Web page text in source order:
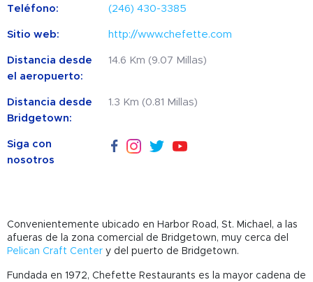
Teléfono: (246) 430-3385
Sitio web: http://www.chefette.com
Distancia desde
el aeropuerto:
14.6 Km (9.07 Millas)
Distancia desde
Bridgetown:
1.3 Km (0.81 Millas)
Siga con
nosotros
Convenientemente ubicado en Harbor Road, St. Michael, a las
afueras de la zona comercial de Bridgetown, muy cerca del
Pelican Craft Center y del puerto de Bridgetown.
Fundada en 1972, Chefette Restaurants es la mayor cadena de